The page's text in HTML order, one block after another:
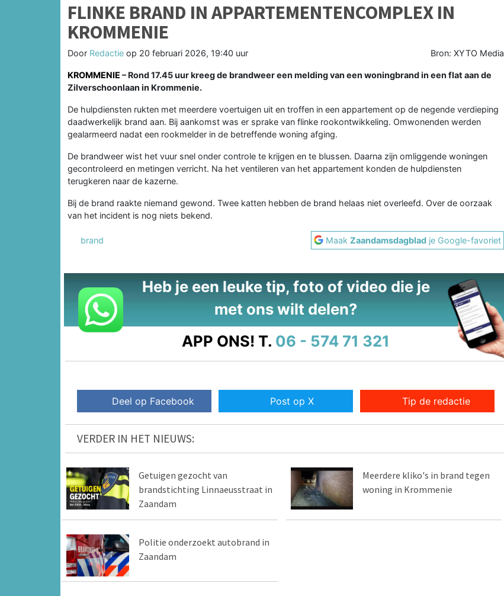
FLINKE BRAND IN APPARTEMENTENCOMPLEX IN
KROMMENIE
Door Redactie op 20 februari 2026, 19:40 uur Bron: XYTO Media
KROMMENIE – Rond 17.45 uur kreeg de brandweer een melding van een woningbrand in een flat aan de
Zilverschoonlaan in Krommenie.
De hulpdiensten rukten met meerdere voertuigen uit en troffen in een appartement op de negende verdieping
daadwerkelijk brand aan. Bij aankomst was er sprake van flinke rookontwikkeling. Omwonenden werden
gealarmeerd nadat een rookmelder in de betreffende woning afging.
De brandweer wist het vuur snel onder controle te krijgen en te blussen. Daarna zijn omliggende woningen
gecontroleerd en metingen verricht. Na het ventileren van het appartement konden de hulpdiensten
terugkeren naar de kazerne.
Bij de brand raakte niemand gewond. Twee katten hebben de brand helaas niet overleefd. Over de oorzaak
van het incident is nog niets bekend.
brand MaakZaandamsdagblad je Google-favoriet
Heb je een leuke tip, foto of video die je
met ons wilt delen?
APP ONS! T. 06 - 574 71 321
Deel op Facebook Post op X Tip de redactie
VERDER IN HET NIEUWS:
Getuigen gezocht van
brandstichting Linnaeusstraat in
Zaandam
Meerdere kliko's in brand tegen
woning in Krommenie
Politie onderzoekt autobrand in
Zaandam